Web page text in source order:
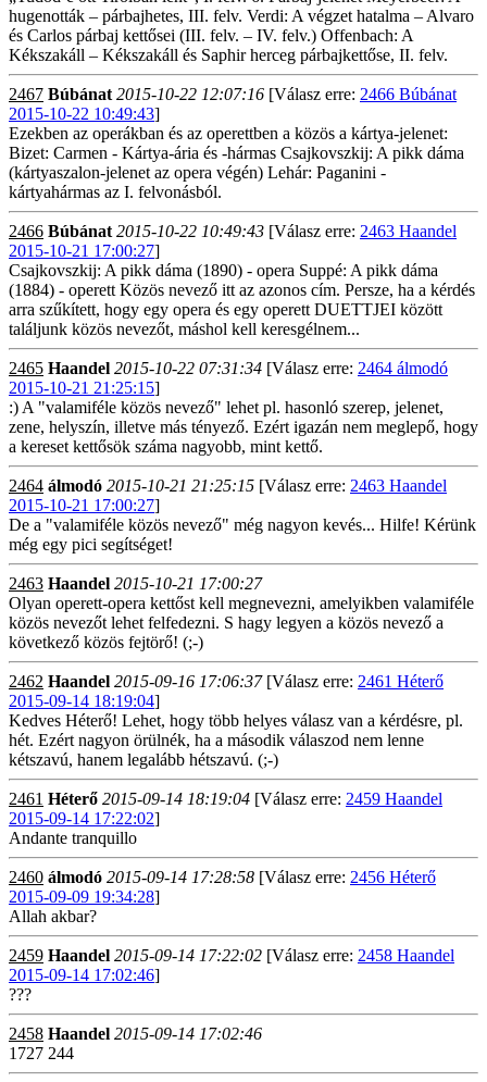
hugenották – párbajhetes, III. felv. Verdi: A végzet hatalma – Alvaro
és Carlos párbaj kettősei (III. felv. – IV. felv.) Offenbach: A
Kékszakáll – Kékszakáll és Saphir herceg párbajkettőse, II. felv.
2467 Búbánat 2015-10-22 12:07:16 [Válasz erre: 2466 Búbánat
2015-10-22 10:49:43]
Ezekben az operákban és az operettben a közös a kártya-jelenet:
Bizet: Carmen - Kártya-ária és -hármas Csajkovszkij: A pikk dáma
(kártyaszalon-jelenet az opera végén) Lehár: Paganini -
kártyahármas az I. felvonásból.
2466 Búbánat 2015-10-22 10:49:43 [Válasz erre: 2463 Haandel
2015-10-21 17:00:27]
Csajkovszkij: A pikk dáma (1890) - opera Suppé: A pikk dáma
(1884) - operett Közös nevező itt az azonos cím. Persze, ha a kérdés
arra szűkített, hogy egy opera és egy operett DUETTJEI között
találjunk közös nevezőt, máshol kell keresgélnem...
2465 Haandel 2015-10-22 07:31:34 [Válasz erre: 2464 álmodó
2015-10-21 21:25:15]
:) A "valamiféle közös nevező" lehet pl. hasonló szerep, jelenet,
zene, helyszín, illetve más tényező. Ezért igazán nem meglepő, hogy
a kereset kettősök száma nagyobb, mint kettő.
2464 álmodó 2015-10-21 21:25:15 [Válasz erre: 2463 Haandel
2015-10-21 17:00:27]
De a "valamiféle közös nevező" még nagyon kevés... Hilfe! Kérünk
még egy pici segítséget!
2463 Haandel 2015-10-21 17:00:27
Olyan operett-opera kettőst kell megnevezni, amelyikben valamiféle
közös nevezőt lehet felfedezni. S hagy legyen a közös nevező a
következő közös fejtörő! (;-)
2462 Haandel 2015-09-16 17:06:37[Válasz erre: 2461 Héterő
2015-09-14 18:19:04]
Kedves Héterő! Lehet, hogy több helyes válasz van a kérdésre, pl.
hét. Ezért nagyon örülnék, ha a második válaszod nem lenne
kétszavú, hanem legalább hétszavú. (;-)
2461 Héterő 2015-09-14 18:19:04 [Válasz erre: 2459 Haandel
2015-09-14 17:22:02]
Andante tranquillo
2460 álmodó 2015-09-14 17:28:58 [Válasz erre: 2456 Héterő
2015-09-09 19:34:28]
Allah akbar?
2459 Haandel 2015-09-14 17:22:02 [Válasz erre: 2458 Haandel
2015-09-14 17:02:46]
???
2458 Haandel 2015-09-14 17:02:46
1727 244